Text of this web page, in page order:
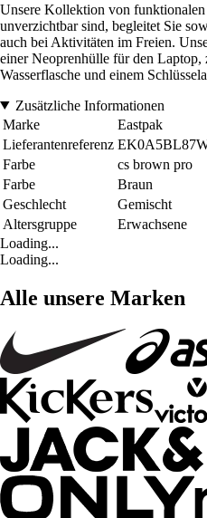
Unsere Kollektion von
unverzichtbar sind, begleitet Sie
auch bei Aktivitäten im Freien.
einer Neoprenhülle für den
Wasserflasche und einem
Zusätzliche Informationen
Marke
Eastpak
Lieferantenreferenz
Farbe
cs brown pro
Farbe
Braun
Geschlecht
Gemischt
Altersgruppe
Erwachsene
Loading...
Loading...
Alle unsere Marken